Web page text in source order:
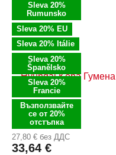
Sleva 20%
Rumunsko
Sleva 20% EU
Sleva 20% Itálie
Sleva 20%
Španělsko
Sleva 20%
Francie
Възползвайте
се от 20%
отстъпка
Hyundai Kona Гумена
27,80 € без ДДС
33,64 €